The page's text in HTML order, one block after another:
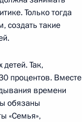
Только тогда
создать такие
детей. Так,
процентов. Вместе
времени
обязаны
«Семья»,